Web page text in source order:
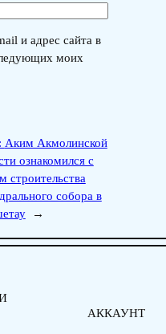
и адрес сайта в
моих
Аким Акмолинской
ознакомился с
строительства
собора в
→
АККАУНТ